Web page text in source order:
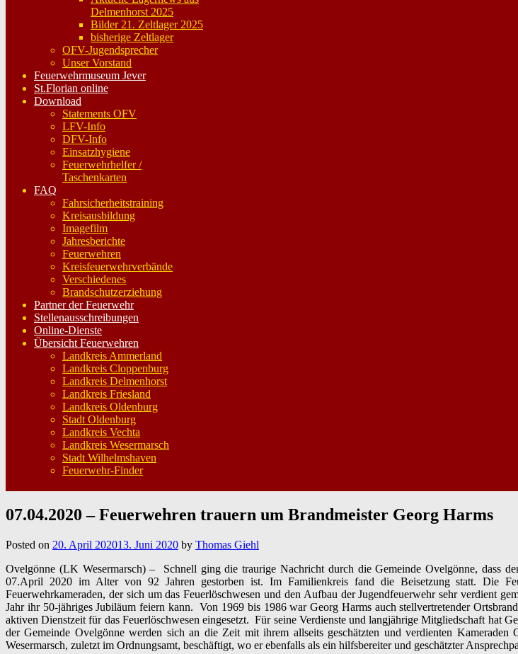
Delmenhorst 2025
Bilder 21. Zeltlager 2025
bisherige Zeltlager
OFV-Jugendsprecher
Unser Vorstand
Feuerwehrmuseum Jever
St.Florian online
Download
Statements OFV
LFV-Info
DFV-Info
Einsatzhygiene
Feuerwehrhelfer /
Taschenkarten
FAQ
Fahrsicherheitstraining
Kreisausbildung
Imagefilm
Jahresberichte
Feuerwehren
Kreisfeuerwehrverbände
Verschiedenes
Brandschutzerziehung
Partner der Feuerwehr
Stellenausschreibungen
Online-Dienste
Übersicht Feuerwehren
Landkreis Ammerland
Landkreis Cloppenburg
Landkreis Delmenhorst
Landkreis Friesland
Landkreis Oldenburg
Stadt Oldenburg
Landkreis Vechta
Landkreis Wesermarsch
Stadt Wilhelmshaven
Feuerwehr-Finder
07.04.2020 – Feuerwehren trauern um Brandmeister Georg Harms
Posted on 20. April 202013. Juni 2020 by Thomas Giehl
Ovelgönne (LK Wesermarsch) – Schnell ging die traurige Nachricht durch die Gemeinde Ovelgönne, dass
07.April 2020 im Alter von 92 Jahren gestorben ist. Im Familienkreis fand die Beisetzung statt. Die
Feuerwehrkameraden, der sich um das Feuerlöschwesen und den Aufbau der Jugendfeuerwehr sehr verdient
Jahr ihr 50-jähriges Jubiläum feiern kann. Von 1969 bis 1986 war Georg Harms auch stellvertretender
aktiven Dienstzeit für das Feuerlöschwesen eingesetzt. Für seine Verdienste und langjährige Mitgliedschaft hat
der Gemeinde Ovelgönne werden sich an die Zeit mit ihrem allseits geschätzten und verdienten
Wesermarsch, zuletzt im Ordnungsamt, beschäftigt, wo er ebenfalls als ein hilfsbereiter und geschätzter